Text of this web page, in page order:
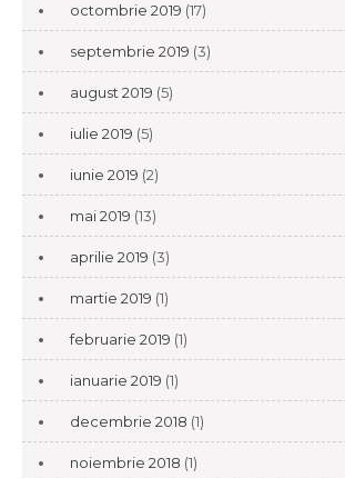
octombrie 2019 (17)
septembrie 2019 (3)
august 2019 (5)
iulie 2019 (5)
iunie 2019 (2)
mai 2019 (13)
aprilie 2019 (3)
martie 2019 (1)
februarie 2019 (1)
ianuarie 2019 (1)
decembrie 2018 (1)
noiembrie 2018 (1)